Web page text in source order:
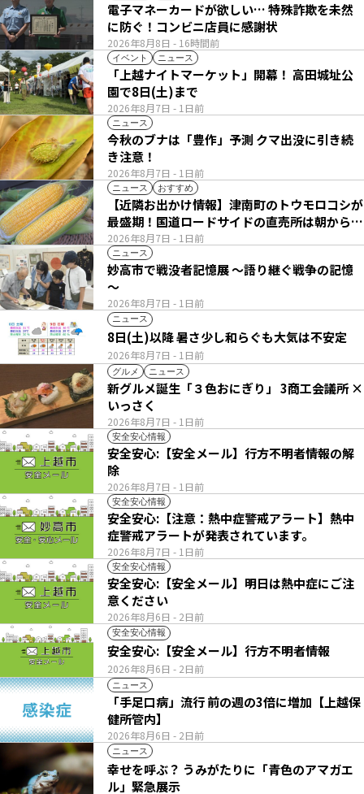
2026年8月8日 - 16時間前
電子マネーカードが欲しい… 特殊詐欺を未然
に防ぐ！コンビニ店員に感謝状
イベント ニュース
2026年8月7日 - 1日前
「上越ナイトマーケット」開幕！ 高田城址公
園で8日(土)まで
ニュース
2026年8月7日 - 1日前
今秋のブナは「豊作」予測 クマ出没に引き続
き注意！
ニュース おすすめ
2026年8月7日 - 1日前
【近隣お出かけ情報】津南町のトウモロコシが
最盛期！国道ロードサイドの直売所は朝から長
い列
ニュース
2026年8月7日 - 1日前
妙高市で戦没者記憶展 ～語り継ぐ戦争の記憶
～
ニュース
2026年8月7日 - 1日前
8日(土)以降 暑さ少し和らぐも大気は不安定
グルメ ニュース
2026年8月7日 - 1日前
新グルメ誕生「３色おにぎり」 3商工会議所 ×
いっさく
安全安心情報
2026年8月7日 - 1日前
安全安心:【安全メール】行方不明者情報の解
除
安全安心情報
2026年8月7日 - 1日前
安全安心:【注意：熱中症警戒アラート】熱中
症警戒アラートが発表されています。
安全安心情報
2026年8月6日 - 2日前
安全安心:【安全メール】明日は熱中症にご注
意ください
安全安心情報
2026年8月6日 - 2日前
安全安心:【安全メール】行方不明者情報
ニュース
2026年8月6日 - 2日前
「手足口病」流行 前の週の3倍に増加【上越保
健所管内】
ニュース
幸せを呼ぶ？ うみがたりに「青色のアマガエ
ル」緊急展示